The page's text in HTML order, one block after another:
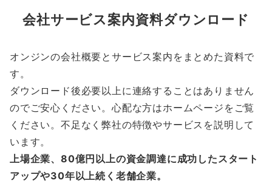
会社サービス案内資料ダウンロード
オンジンの会社概要とサービス案内をまとめた資料で
す。
ダウンロード後必要以上に連絡することはありません
のでご安心ください。心配な方はホームページをご覧
ください。不足なく弊社の特徴やサービスを説明して
います。
上場企業、80億円以上の資金調達に成功したスタート
アップや30年以上続く老舗企業。